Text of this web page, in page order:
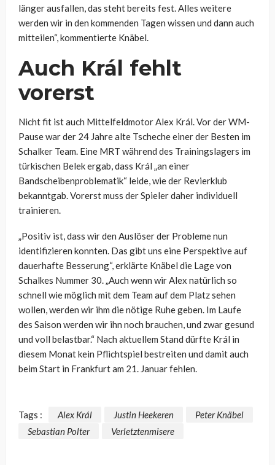
länger ausfallen, das steht bereits fest. Alles weitere
werden wir in den kommenden Tagen wissen und dann auch
mitteilen“, kommentierte Knäbel.
Auch Král fehlt
vorerst
Nicht fit ist auch Mittelfeldmotor Alex Král. Vor der WM-
Pause war der 24 Jahre alte Tscheche einer der Besten im
Schalker Team. Eine MRT während des Trainingslagers im
türkischen Belek ergab, dass Král „an einer
Bandscheibenproblematik“ leide, wie der Revierklub
bekanntgab. Vorerst muss der Spieler daher individuell
trainieren.
„Positiv ist, dass wir den Auslöser der Probleme nun
identifizieren konnten. Das gibt uns eine Perspektive auf
dauerhafte Besserung“, erklärte Knäbel die Lage von
Schalkes Nummer 30. „Auch wenn wir Alex natürlich so
schnell wie möglich mit dem Team auf dem Platz sehen
wollen, werden wir ihm die nötige Ruhe geben. Im Laufe
des Saison werden wir ihn noch brauchen, und zwar gesund
und voll belastbar.“ Nach aktuellem Stand dürfte Král in
diesem Monat kein Pflichtspiel bestreiten und damit auch
beim Start in Frankfurt am 21. Januar fehlen.
Tags : Alex Král Justin Heekeren
Peter Knäbel
Sebastian Polter
Verletztenmisere